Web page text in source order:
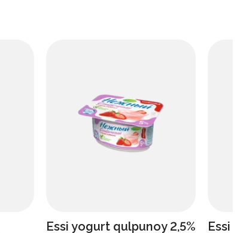
Essi yogurt qulpunoy 2,5%
Essi